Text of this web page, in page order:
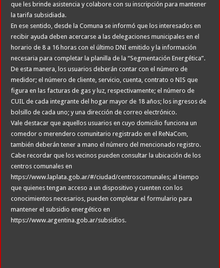
que les brinde asistencia y colabore con su inscripción para mantener
la tarifa subsidiada.
En ese sentido, desde la Comuna se informó que los interesados en
recibir ayuda deben acercarse a las delegaciones municipales en el
horario de 8 a 16 horas con el último DNI emitido y la información
necesaria para completar la planilla de la “Segmentación Energética”.
De esta manera, los usuarios deberán contar con el número de
medidor; el número de cliente, servicio, cuenta, contrato o NIS que
figura en las facturas de gas y luz, respectivamente; el número de
CUIL de cada integrante del hogar mayor de 18 años; los ingresos de
bolsillo de cada uno; y una dirección de correo electrónico.
Vale destacar que aquellos usuarios en cuyo domicilio funciona un
comedor o merendero comunitario registrado en el ReNaCom,
también deberán tener a mano el número del mencionado registro.
Cabe recordar que los vecinos pueden consultar la ubicación de los
centros comunales en
https://www.laplata.gob.ar/#/ciudad/centroscomunales; al tiempo
que quienes tengan acceso a un dispositivo y cuenten con los
conocimientos necesarios, pueden completar el formulario para
mantener el subsidio energético en
https://www.argentina.gob.ar/subsidios.